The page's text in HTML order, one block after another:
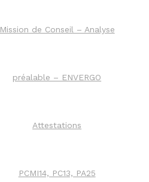
Mission de Conseil – Analyse
préalable – ENVERGO
Attestations
PCMI14, PC13, PA25